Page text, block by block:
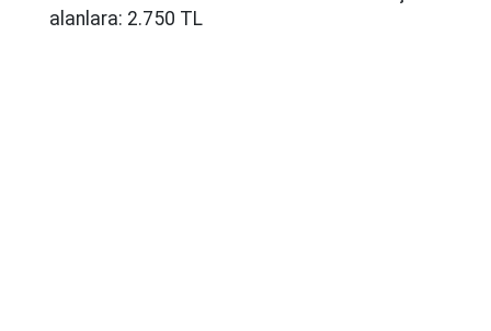
alanlara: 2.750 TL